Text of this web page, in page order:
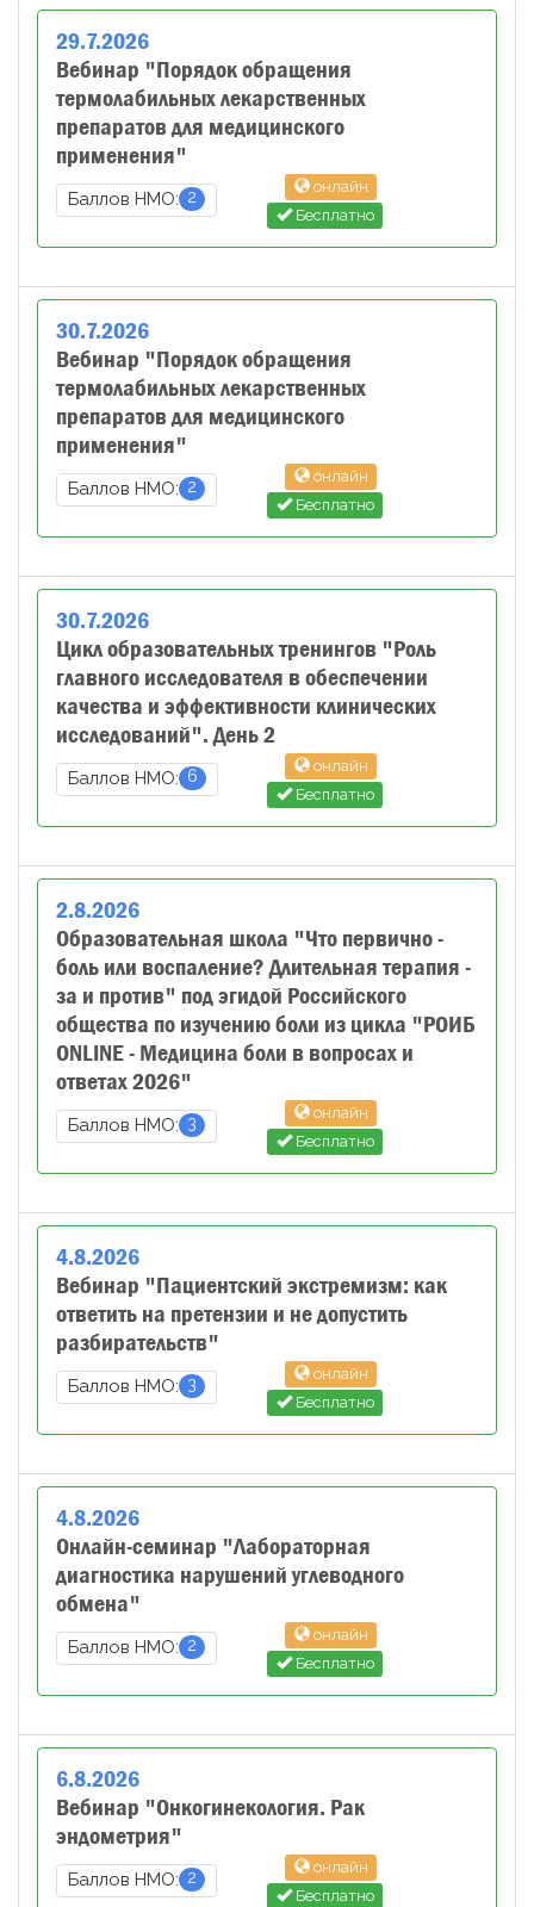
29.7.2026
Вебинар "Порядок обращения
термолабильных лекарственных
препаратов для медицинского
применения"
Баллов НМО: 2
онлайн
Бесплатно
30.7.2026
Вебинар "Порядок обращения
термолабильных лекарственных
препаратов для медицинского
применения"
Баллов НМО: 2
онлайн
Бесплатно
30.7.2026
Цикл образовательных тренингов "Роль
главного исследователя в обеспечении
качества и эффективности клинических
исследований". День 2
Баллов НМО: 6
онлайн
Бесплатно
2.8.2026
Образовательная школа "Что первично -
боль или воспаление? Длительная терапия -
за и против" под эгидой Российского
общества по изучению боли из цикла "РОИБ
ONLINE - Медицина боли в вопросах и
ответах 2026"
Баллов НМО: 3
онлайн
Бесплатно
4.8.2026
Вебинар "Пациентский экстремизм: как
ответить на претензии и не допустить
разбирательств"
Баллов НМО: 3
онлайн
Бесплатно
4.8.2026
Онлайн-семинар "Лабораторная
диагностика нарушений углеводного
обмена"
Баллов НМО: 2
онлайн
Бесплатно
6.8.2026
Вебинар "Онкогинекология. Рак
эндометрия"
Баллов НМО: 2
онлайн
Бесплатно